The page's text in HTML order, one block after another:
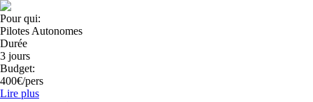
Pour qui:
Pilotes Autonomes
Durée
3 jours
Budget:
400€/pers
Lire plus